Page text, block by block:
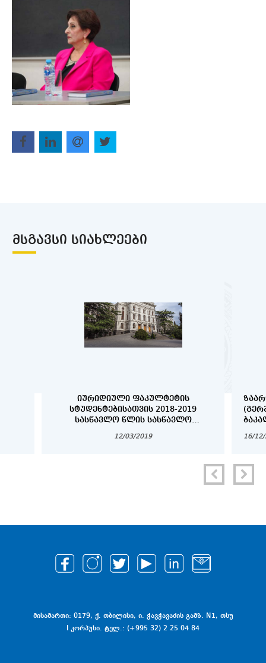
ᲛᲡᲒᲐᲕᲡᲘ ᲡᲘᲐᲮᲚᲔᲔᲑᲘ
ᲘᲣᲠᲘᲓᲘᲣᲚᲘ ᲤᲐᲙᲣᲚᲢᲔᲢᲘᲡ
ᲡᲢᲣᲓᲔᲜᲢᲔᲑᲘᲡᲐᲗᲕᲘᲡ 2018-2019
ᲡᲐᲡᲬᲐᲕᲚᲝ ᲬᲚᲘᲡ ᲡᲐᲡᲬᲐᲕᲚᲝ
12/03/2019 16/
მისამართი: 0179, ქ. თბილისი, ი. ჭავჭავაძის გამზ. N1, თსუ
I კორპუსი. ტელ.: (+995 32) 2 25 04 84